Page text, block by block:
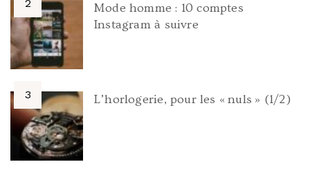
Mode homme : 10 comptes
Instagram à suivre
L’horlogerie, pour les « nuls » (1/2)